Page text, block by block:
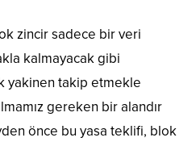
zincir sadece bir veri
kalmayacak gibi
yakinen takip etmekle
gereken bir alandır
önce bu yasa teklifi, blok